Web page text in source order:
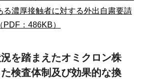
る濃厚接触者に対する外出自粛要請
：486KB）
を踏まえたオミクロン株
検査体制及び効果的な換